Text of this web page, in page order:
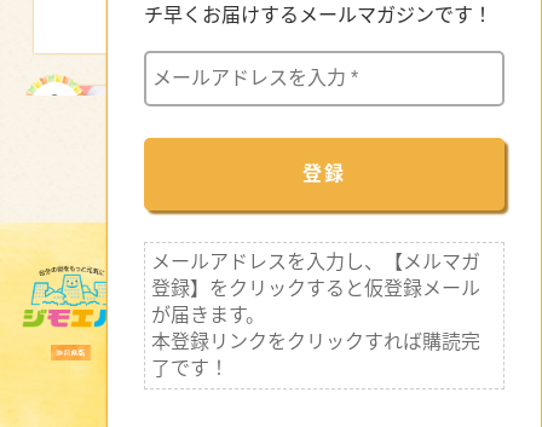
【浜松駅ビル】おすすめグルメ｜地元の味から駅ナカランチまで
チ早くお届けするメールマガジンです！
メールアドレスを入力し、【メルマガ
登録】をクリックすると仮登録メール
が届きます。
本登録リンクをクリックすれば購読完
了です！
サイトマップ
企業インタビュー
新着情報
特集記事